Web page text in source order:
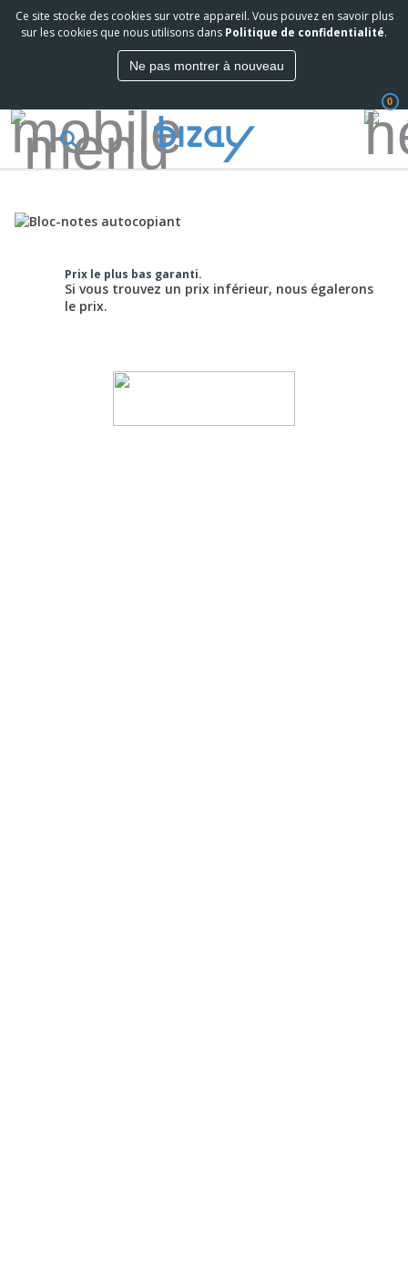
Ce site stocke des cookies sur votre appareil. Vous pouvez en savoir plus
sur les cookies que nous utilisons dans Politique de confidentialité.
Ne pas montrer à nouveau
0
Prix le plus bas garanti.
Si vous trouvez un prix inférieur, nous égalerons
le prix.